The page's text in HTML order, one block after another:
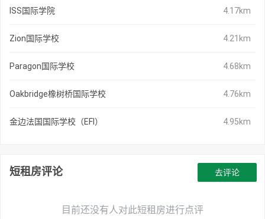
ISS国际学院 4.17km
Zion国际学校 4.21km
Paragon国际学校 4.68km
Oakbridge橡树桥国际学校 4.76km
金边法国国际学校（EFI） 4.95km
短租房评论
目前还没有人对此短租房进行点评
去评论